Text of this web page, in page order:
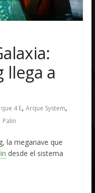
llega a
4 E,Arque System,
Palin
la meganave que
desde el sistema